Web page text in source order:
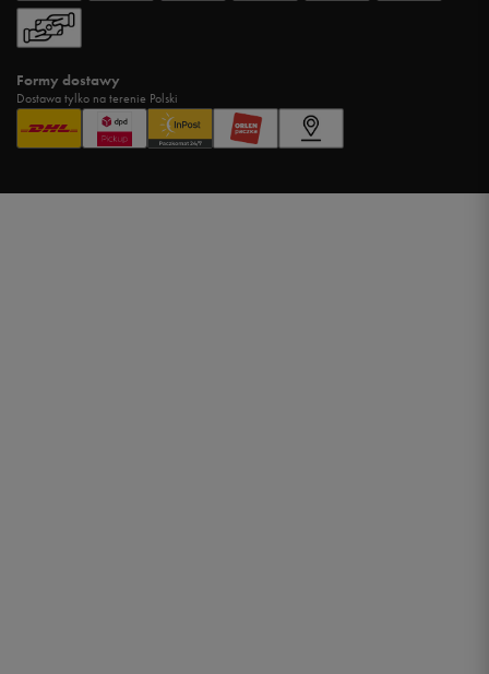
Formy dostawy
Dostawa tylko na terenie Polski